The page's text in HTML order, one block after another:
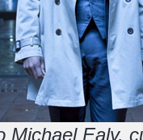
Michael Ealy,